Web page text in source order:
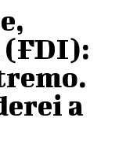
(FDI):
a